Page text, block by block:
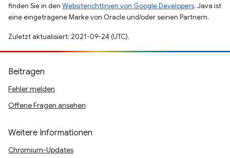
finden Sie in den Websiterichtlinien von Google Developers. Java ist
eine eingetragene Marke von Oracle und/oder seinen Partnern.
Zuletzt aktualisiert: 2021-09-24 (UTC).
Beitragen
Fehler melden
Offene Fragen ansehen
Weitere Informationen
Chromium-Updates